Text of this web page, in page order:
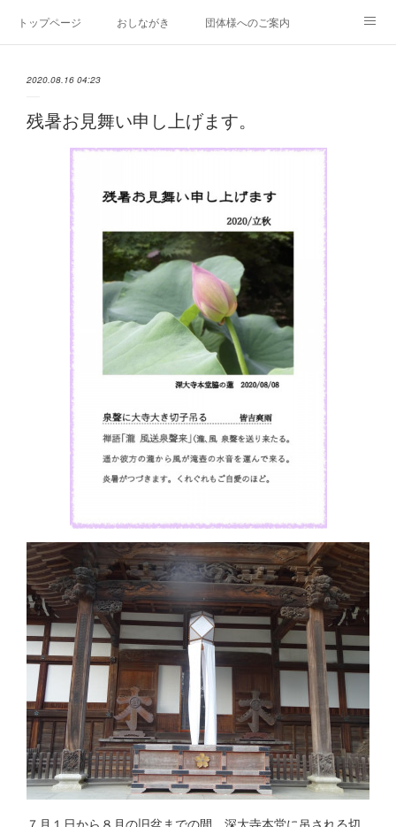
トップページ おしながき 団体様へのご案内
2020.08.16 04:23
残暑お見舞い申し上げます。
７月１日から８月の旧盆までの間、深大寺本堂に吊される切